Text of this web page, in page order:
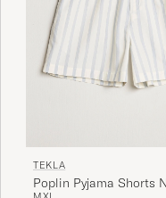
TEKLA
Poplin Pyjama Shorts